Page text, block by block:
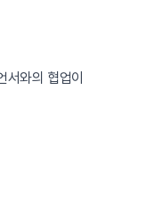
와의 협업이